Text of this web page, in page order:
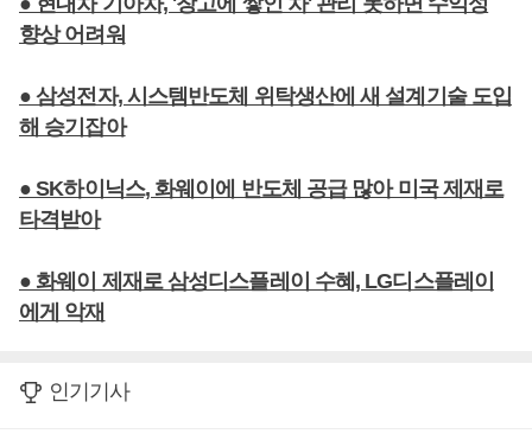
향상 어려워
● 삼성전자, 시스템반도체 위탁생산에 새 설계기술 도입
해 승기잡아
● SK하이닉스, 화웨이에 반도체 공급 많아 미국 제재로
타격받아
● 화웨이 제재로 삼성디스플레이 수혜, LG디스플레이
에게 악재
인기기사